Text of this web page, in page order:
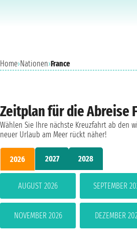
Home›Nationen›France
Zeitplan für die Abreise
Wählen Sie Ihre nächste Kreuzfahrt ab den
neuer Urlaub am Meer rückt näher!
2026 2027 2028
AUGUST 2026 SEPTEMBER
NOVEMBER 2026 DEZEMBER